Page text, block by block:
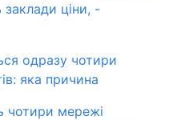
заклади ціни, -
одразу чотири
яка причина
чотири мережі